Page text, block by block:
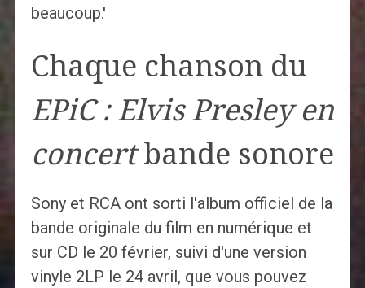
beaucoup.'
Chaque chanson du
EPiC : Elvis Presley en
concertbande sonore
Sony et RCA ont sorti l'album officiel de la
bande originale du film en numérique et
sur CD le 20 février, suivi d'une version
vinyle 2LP le 24 avril, que vous pouvez